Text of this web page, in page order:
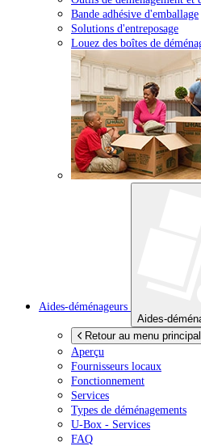
Bande adhésive d'emballage
Solutions d'entreposage
Louez des boîtes de
Aides-déménageurs
Aides-
Retour au menu principal
Aperçu
Fournisseurs locaux
Fonctionnement
Services
Types de déménagements
U-Box - Services
FAQ